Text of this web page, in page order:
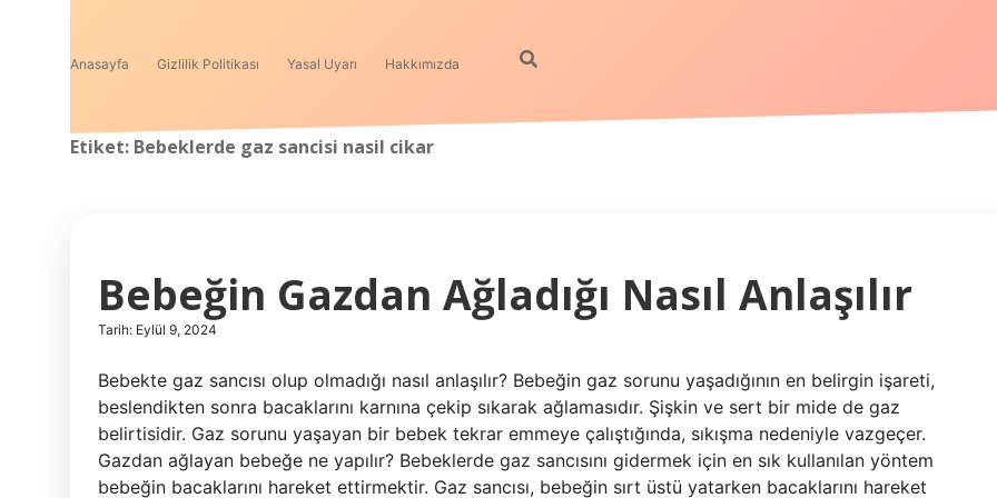
Anasayfa Gizlilik Politikası Yasal Uyarı Hakkımızda
Etiket: Bebeklerde gaz sancisi nasil cikar
Bebeğin Gazdan Ağladığı Nasıl Anlaşılır
Tarih: Eylül 9, 2024
Bebekte gaz sancısı olup olmadığı nasıl anlaşılır? Bebeğin gaz sorunu yaşadığının en belirgin işareti,
beslendikten sonra bacaklarını karnına çekip sıkarak ağlamasıdır. Şişkin ve sert bir mide de gaz
belirtisidir. Gaz sorunu yaşayan bir bebek tekrar emmeye çalıştığında, sıkışma nedeniyle vazgeçer.
Gazdan ağlayan bebeğe ne yapılır? Bebeklerde gaz sancısını gidermek için en sık kullanılan yöntem
bebeğin bacaklarını hareket ettirmektir. Gaz sancısı, bebeğin sırt üstü yatarken bacaklarını hareket